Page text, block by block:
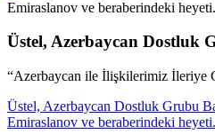
Üstel, Azerbaycan Dostluk
“Azerbaycan ile İlişkilerimiz İleriye
Üstel, Azerbaycan Dostluk Grubu
Emiraslanov ve beraberindeki